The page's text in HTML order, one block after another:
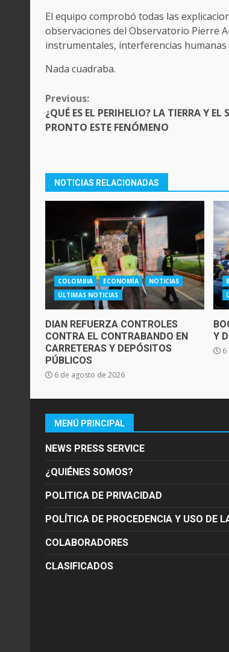
El equipo comprobó todas las
observaciones del Observatorio Pierre
instrumentales, interferencias
Nada cuadraba.
CONTINUE
READING
Previous:
¿QUÉ ES EL PERIHELIO? LA TIERRA Y EL
PRONTO ESTE FENÓMENO
NOTICIAS RELACIONADAS
COLOMBIA ECONOMÍA
NOTICIAS
ÚLTIMAS NOTICIAS
DIAN REFUERZA CONTROLES
CONTRA EL CONTRABANDO EN
CARRETERAS Y DEPÓSITOS
PÚBLICOS
6 de agosto de 2026
Y
6
MENÚ PRINCIPAL
NEWS PRESS SERVICE
¿QUIÉNES SOMOS?
POLITICA DE PRIVACIDAD
POLÍTICA DE PROCEDENCIA Y USO DE
COLABORADORES
CLASIFICADOS